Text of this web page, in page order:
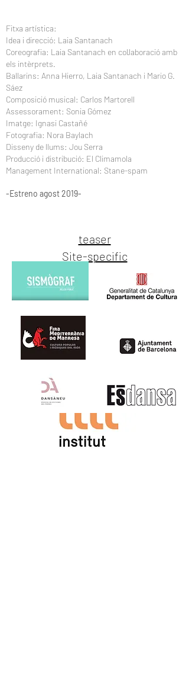
Fitxa artística:
Idea i direcció: Laia Santanach
Coreografia: Laia Santanach en col·laboració amb
els intèrprets.
Ballarins: Anna Hierro, Laia Santanach i Mario G.
Sáez
Composició musical: Carlos Martorell
Assessorament: Sonia Gómez
Imatge: Ignasi Castañé
Fotografia: Nora Baylach
Disseny de llums: Jou Serra
Producció i distribució: El Climamola
Management International: Stane-spam
-Estreno agost 2019-
teaser
Site-specific